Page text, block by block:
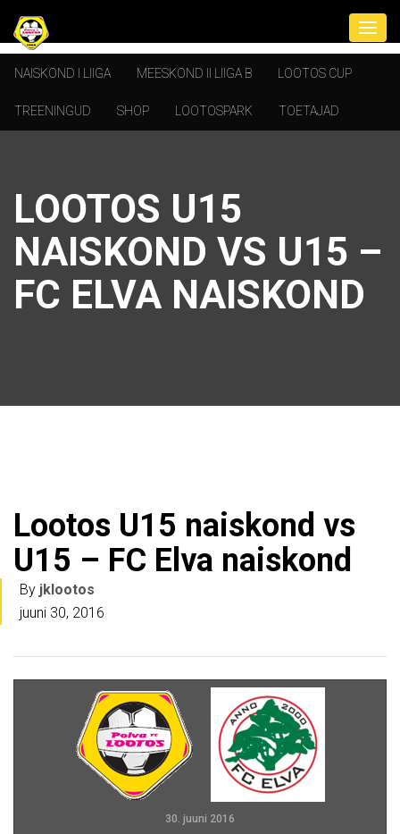
NAISKOND I LIIGA MEESKOND II LIIGA B LOOTOS CUP
TREENINGUD SHOP LOOTOSPARK TOETAJAD
LOOTOS U15
NAISKOND VS U15 –
FC ELVA NAISKOND
Lootos U15 naiskond vs
U15 – FC Elva naiskond
By jklootos
juuni 30, 2016
30. juuni 2016